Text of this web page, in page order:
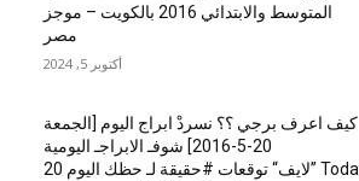
المتوسط والابتدائي 2016 بالكويت – موجز
مصر
أكتوبر 5, 2024
كيف اعرف برجي ؟؟ نسردْ ابراج اليوم [الجمعة
20-5-2016] شوفـ الابراجـ اليومية
Today ”لايف“ توقعات #حقيقة لـ حظك اليوم 20